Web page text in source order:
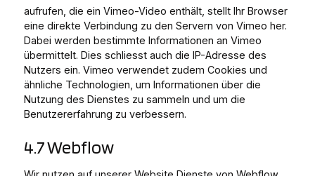
aufrufen, die ein Vimeo-Video enthält, stellt Ihr Browser
eine direkte Verbindung zu den Servern von Vimeo her.
Dabei werden bestimmte Informationen an Vimeo
übermittelt. Dies schliesst auch die IP-Adresse des
Nutzers ein. Vimeo verwendet zudem Cookies und
ähnliche Technologien, um Informationen über die
Nutzung des Dienstes zu sammeln und um die
Benutzererfahrung zu verbessern.
4.7 Webflow